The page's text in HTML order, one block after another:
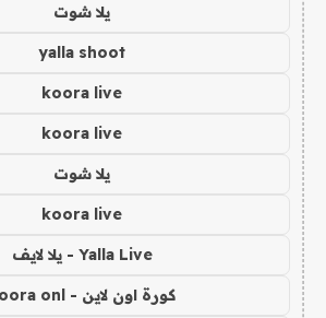
يلا شوت
yalla shoot
koora live
koora live
يلا شوت
koora live
Yalla Live - يلا لايف
كورة اون لاين - koora onl